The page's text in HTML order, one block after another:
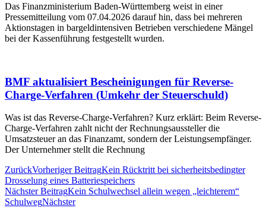
Das Finanzministerium Baden-Württemberg weist in einer
Pressemitteilung vom 07.04.2026 darauf hin, dass bei mehreren
Aktionstagen in bargeldintensiven Betrieben verschiedene Mängel
bei der Kassenführung festgestellt wurden.
BMF aktualisiert Bescheinigungen für Reverse-
Charge-Verfahren (Umkehr der Steuerschuld)
Was ist das Reverse-Charge-Verfahren? Kurz erklärt: Beim Reverse-
Charge-Verfahren zahlt nicht der Rechnungsaussteller die
Umsatzsteuer an das Finanzamt, sondern der Leistungsempfänger.
Der Unternehmer stellt die Rechnung
ZurückVorheriger BeitragKein Rücktritt bei sicherheitsbedingter
Drosselung eines Batteriespeichers
Nächster BeitragKein Schulwechsel allein wegen „leichterem“
SchulwegNächster